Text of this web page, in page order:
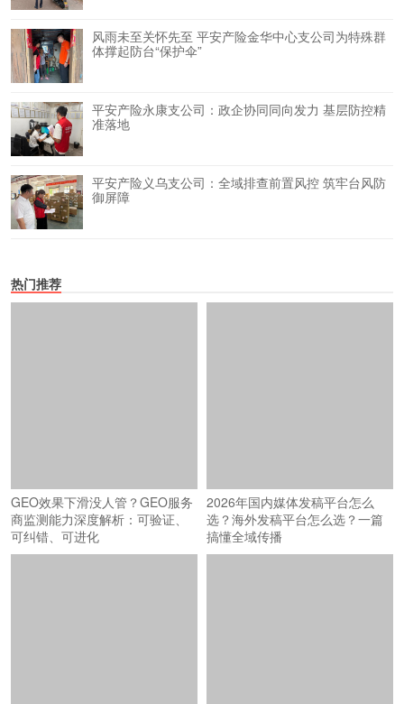
风雨未至关怀先至 平安产险金华中心支公司为特殊群
体撑起防台“保护伞”
平安产险永康支公司：政企协同同向发力 基层防控精
准落地
平安产险义乌支公司：全域排查前置风控 筑牢台风防
御屏障
热门推荐
GEO效果下滑没人管？GEO服务
商监测能力深度解析：可验证、
可纠错、可进化
2026年国内媒体发稿平台怎么
选？海外发稿平台怎么选？一篇
搞懂全域传播